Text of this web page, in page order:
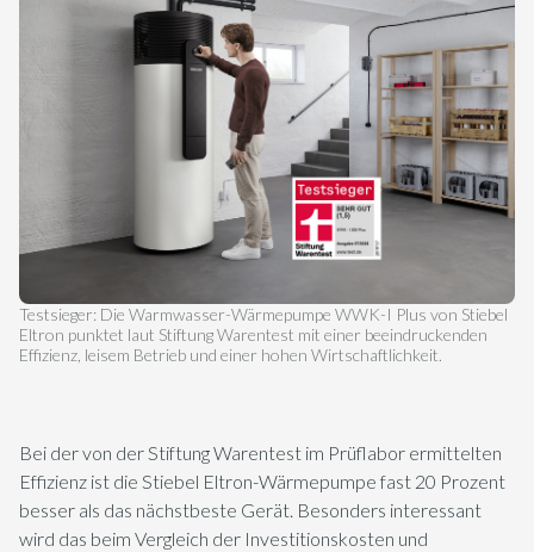
Testsieger: Die Warmwasser-Wärmepumpe WWK-I Plus von Stiebel
Eltron punktet laut Stiftung Warentest mit einer beeindruckenden
Effizienz, leisem Betrieb und einer hohen Wirtschaftlichkeit.
Bei der von der Stiftung Warentest im Prüflabor ermittelten
Effizienz ist die Stiebel Eltron-Wärmepumpe fast 20 Prozent
besser als das nächstbeste Gerät. Besonders interessant
wird das beim Vergleich der Investitionskosten und